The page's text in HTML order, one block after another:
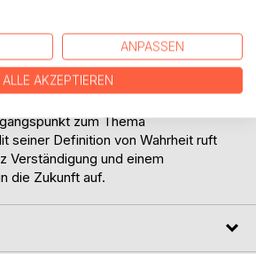
auch ironisch: Gott, wie findest du
dem Autor einerseits dazu, die
Homosexualität innerhalb der
zum Thema
seiner Definition von Wahrheit ruft
Verständigung und einem
die Zukunft auf.
ANPASSEN
ALLE AKZEPTIEREN